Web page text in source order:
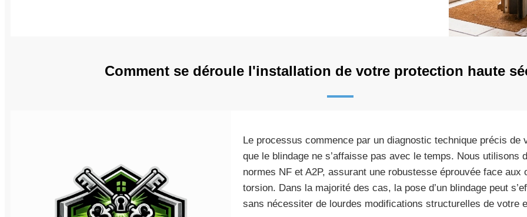
Comment se déroule l'installation de votre protection haute
Le processus commence par un diagnostic technique précis de
que le blindage ne s’affaisse pas avec le temps. Nous utilisons
normes NF et A2P, assurant une robustesse éprouvée face aux
torsion. Dans la majorité des cas, la pose d’un blindage peut
sans nécessiter de lourdes modifications structurelles de votre